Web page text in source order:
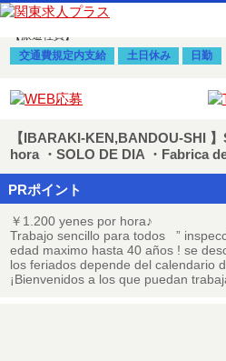
更新日：2025年4月11日
【派遣社員】
交通費規定内支給
土日休み 日勤
【IBARAKI-KEN,BANDOU-SHI
hora ・SOLO DE DIA ・Fabrica
PRポイント
￥1.200 yenes por hora♪
Trabajo sencillo para todos ”
edad maximo hasta 40 años ! se
los feriados depende del calendario
¡Bienvenidos a los que puedan